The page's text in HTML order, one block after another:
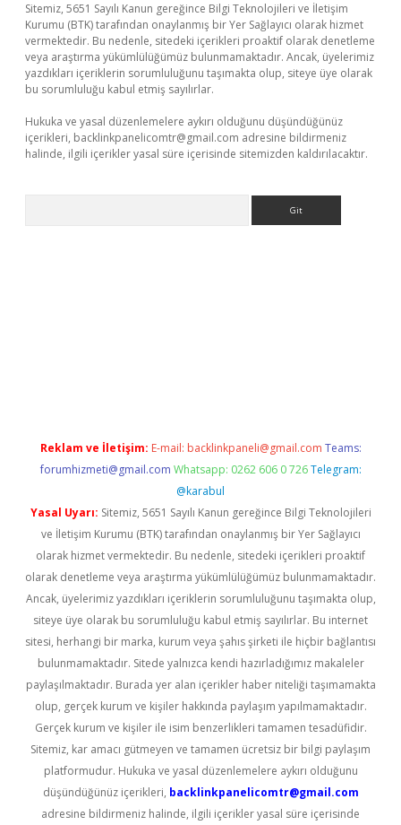
Sitemiz, 5651 Sayılı Kanun gereğince Bilgi Teknolojileri ve İletişim
Kurumu (BTK) tarafından onaylanmış bir Yer Sağlayıcı olarak hizmet
vermektedir. Bu nedenle, sitedeki içerikleri proaktif olarak denetleme
veya araştırma yükümlülüğümüz bulunmamaktadır. Ancak, üyelerimiz
yazdıkları içeriklerin sorumluluğunu taşımakta olup, siteye üye olarak
bu sorumluluğu kabul etmiş sayılırlar.
Hukuka ve yasal düzenlemelere aykırı olduğunu düşündüğünüz
içerikleri, backlinkpanelicomtr@gmail.com adresine bildirmeniz
halinde, ilgili içerikler yasal süre içerisinde sitemizden kaldırılacaktır.
Reklam ve İletişim: E-mail: backlinkpaneli@gmail.com Teams:
forumhizmeti@gmail.com Whatsapp: 0262 606 0 726 Telegram:
@karabul
Yasal Uyarı: Sitemiz, 5651 Sayılı Kanun gereğince Bilgi Teknolojileri
ve İletişim Kurumu (BTK) tarafından onaylanmış bir Yer Sağlayıcı
olarak hizmet vermektedir. Bu nedenle, sitedeki içerikleri proaktif
olarak denetleme veya araştırma yükümlülüğümüz bulunmamaktadır.
Ancak, üyelerimiz yazdıkları içeriklerin sorumluluğunu taşımakta olup,
siteye üye olarak bu sorumluluğu kabul etmiş sayılırlar. Bu internet
sitesi, herhangi bir marka, kurum veya şahıs şirketi ile hiçbir bağlantısı
bulunmamaktadır. Sitede yalnızca kendi hazırladığımız makaleler
paylaşılmaktadır. Burada yer alan içerikler haber niteliği taşımamakta
olup, gerçek kurum ve kişiler hakkında paylaşım yapılmamaktadır.
Gerçek kurum ve kişiler ile isim benzerlikleri tamamen tesadüfidir.
Sitemiz, kar amacı gütmeyen ve tamamen ücretsiz bir bilgi paylaşım
platformudur. Hukuka ve yasal düzenlemelere aykırı olduğunu
düşündüğünüz içerikleri, backlinkpanelicomtr@gmail.com
adresine bildirmeniz halinde, ilgili içerikler yasal süre içerisinde